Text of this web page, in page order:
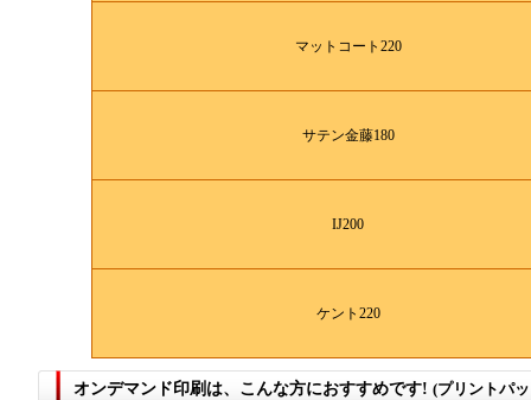
マットコート220
サテン金藤180
IJ200
ケント220
オンデマンド印刷は、こんな方におすすめです! (プリントパ